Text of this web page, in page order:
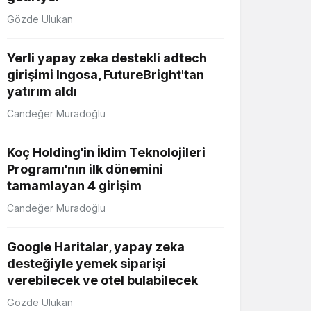
Gözde Ulukan
Yerli yapay zeka destekli adtech
girişimi Ingosa, FutureBright'tan
yatırım aldı
Candeğer Muradoğlu
Koç Holding'in İklim Teknolojileri
Programı'nın ilk dönemini
tamamlayan 4 girişim
Candeğer Muradoğlu
Google Haritalar, yapay zeka
desteğiyle yemek siparişi
verebilecek ve otel bulabilecek
Gözde Ulukan